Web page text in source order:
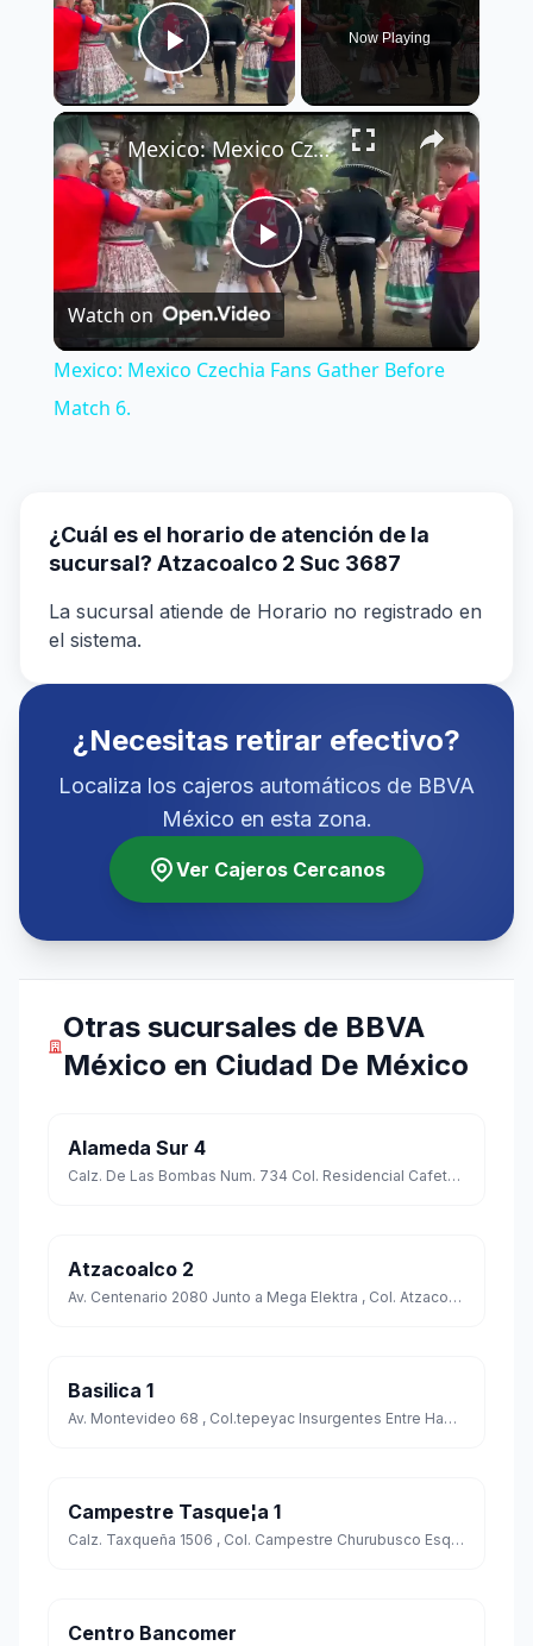
Play Video
Now Playing
×
Play
Video
Mexico: Mexico Czechia Fans Gather Before Match 6.
Watch on
Mexico: Mexico Czechia Fans Gather Before
Match 6.
¿Cuál es el horario de atención de la
sucursal? Atzacoalco 2 Suc 3687
La sucursal atiende de Horario no registrado en
el sistema.
¿Necesitas retirar efectivo?
Localiza los cajeros automáticos de BBVA
México en esta zona.
Ver Cajeros Cercanos
Otras sucursales de BBVA
México en Ciudad De México
Alameda Sur 4
Calz. De Las Bombas Num. 734 Col. Residencial Cafetales C.p. 04918
Atzacoalco 2
Av. Centenario 2080 Junto a Mega Elektra , Col. Atzacoalco Esq. 5 De Mayo Cp. 07040
Basilica 1
Av. Montevideo 68 , Col.tepeyac Insurgentes Entre Habana Y Talara Cp. 07020
Campestre Tasque¦a 1
Calz. Taxqueña 1506 , Col. Campestre Churubusco Esq. Cerro San Francisco Cp. 04200
Centro Bancomer